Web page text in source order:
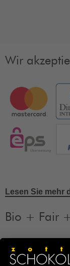
Wir
Lesen Sie mehr
Bio + Fair